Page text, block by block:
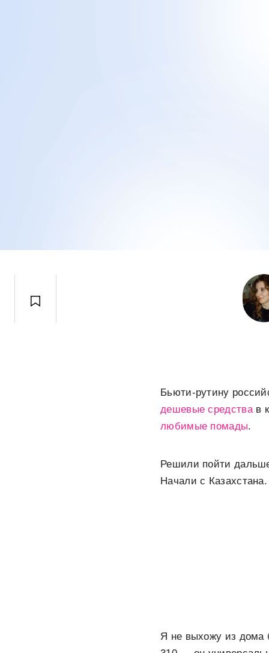
Бьюти-рутину
дешевые средствав
любимые помады.
Решили пойти
Начали с
Я не выхожу из дома